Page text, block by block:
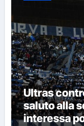
Ultras
saluto alla
interessa